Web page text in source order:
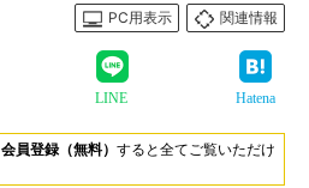
PC用表示
関連情報
LINE Hatena
会員登録（無料） すると全てご覧いただけ